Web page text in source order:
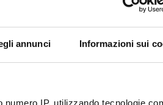
annunci Informazioni sui